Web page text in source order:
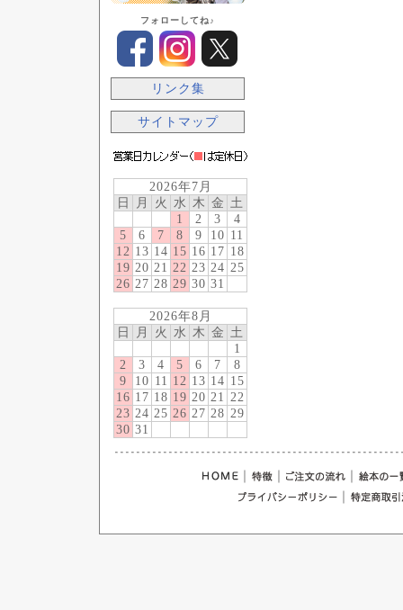
フォローしてね♪
リンク集
サイトマップ
2026年7月
日
月 火 水 木 金 土
1
2 3
4
5
6 7 8 9 10 11
12 13 14 15 16 17 18
19 20 21 22 23 24 25
26 27 28 29 30 31
2026年8月
日
月 火 水 木 金 土
1
2
3 4 5 6 7
8
9
10 11 12 13 14 15
16 17 18 19 20 21 22
23 24 25 26 27 28 29
30 31